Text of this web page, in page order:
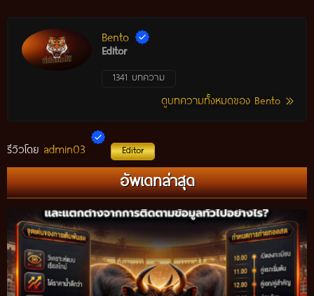
Bento
Editor
1341 บทความ
ดูบทความทั้งหมดของ Bento
รีวิวโดย admin03 Editor
อัพเดทล่าสุด